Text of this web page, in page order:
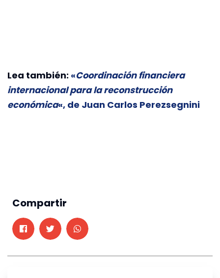
Lea también: «Coordinación financiera
internacional para la reconstrucción
económica«, de Juan Carlos Perezsegnini
Compartir